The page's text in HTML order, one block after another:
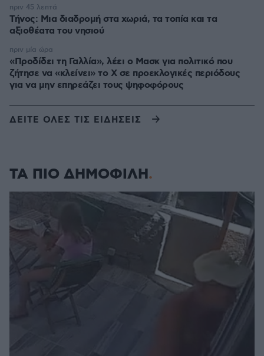
Τήνος: Μια διαδρομή στα χωριά, τα τοπία και τα
αξιοθέατα του νησιού
πριν 45 λεπτά
«Προδίδει τη Γαλλία», λέει ο Μασκ για πολιτικό που
ζήτησε να «κλείνει» το X σε προεκλογικές περιόδους
για να μην επηρεάζει τους ψηφοφόρους
πριν μία ώρα
ΔΕΙΤΕ ΟΛΕΣ ΤΙΣ ΕΙΔΗΣΕΙΣ
ΤΑ ΠΙΟ ΔΗΜΟΦΙΛΗ